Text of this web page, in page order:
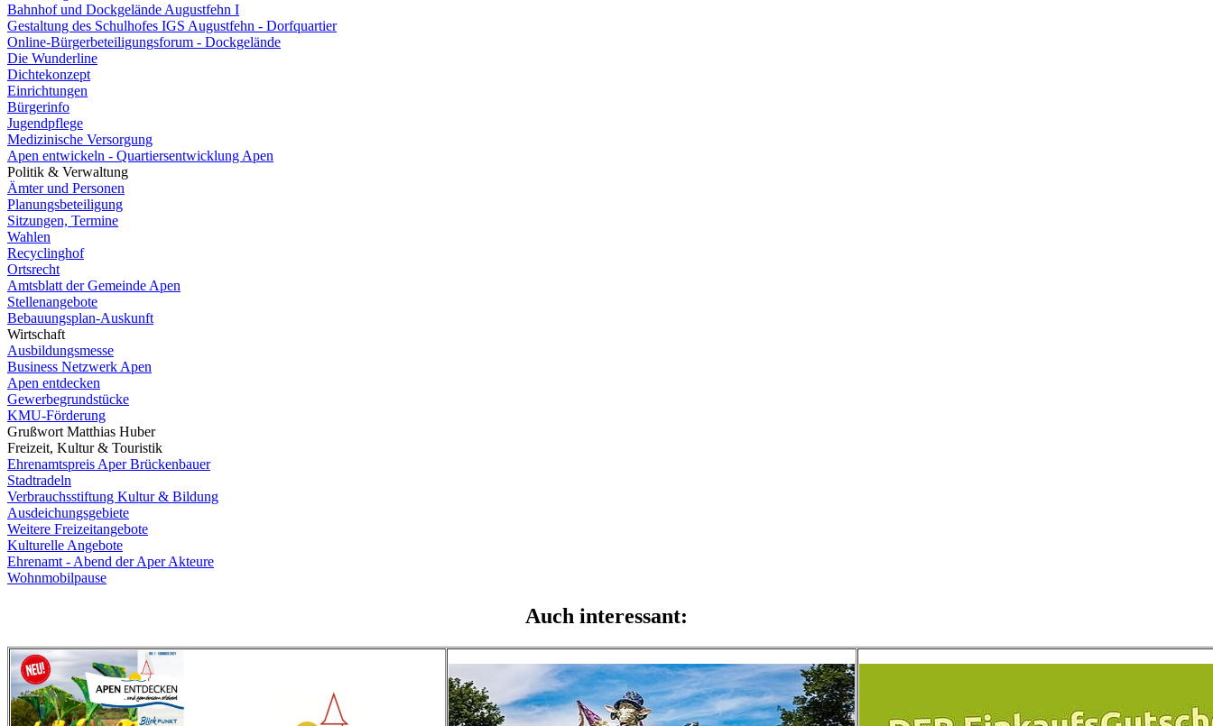
Bahnhof und Dockgelände Augustfehn I
Gestaltung des Schulhofes IGS Augustfehn - Dorfquartier
Online-Bürgerbeteiligungsforum - Dockgelände
Die Wunderline
Dichtekonzept
Einrichtungen
Bürgerinfo
Jugendpflege
Medizinische Versorgung
Apen entwickeln - Quartiersentwicklung Apen
Politik & Verwaltung
Ämter und Personen
Planungsbeteiligung
Sitzungen, Termine
Wahlen
Recyclinghof
Ortsrecht
Amtsblatt der Gemeinde Apen
Stellenangebote
Bebauungsplan-Auskunft
Wirtschaft
Ausbildungsmesse
Business Netzwerk Apen
Apen entdecken
Gewerbegrundstücke
KMU-Förderung
Grußwort Matthias Huber
Freizeit, Kultur & Touristik
Ehrenamtspreis Aper Brückenbauer
Stadtradeln
Verbrauchsstiftung Kultur & Bildung
Ausdeichungsgebiete
Weitere Freizeitangebote
Kulturelle Angebote
Ehrenamt - Abend der Aper Akteure
Wohnmobilpause
Auch interessant: